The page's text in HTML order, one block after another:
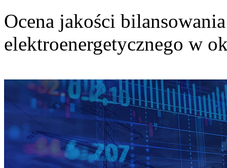
Ocena jakości
elektroenergetycznego w